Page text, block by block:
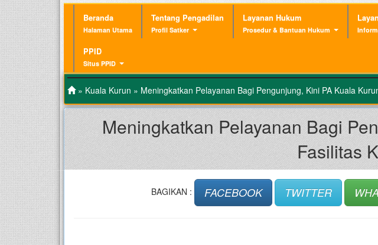
Beranda
Halaman Utama
Tentang Pengadilan
Profil Satker
Layanan Hukum
Prosedur & Bantuan Hukum
PPID
Situs PPID
» Kuala Kurun » Meningkatkan Pelayanan Bagi Pengunjung, Kini PA Kuala
Meningkatkan Pelayanan Bagi
Fasilitas
BAGIKAN : FACEBOOK TWITTER